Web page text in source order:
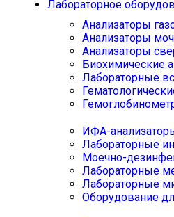
Лабораторное
Анализаторы
Анализаторы
Анализаторы
Биохимические
Лабораторные
ИФА-
Лабораторные
Моечно-
Лабораторные
Лабораторные
Оборудование